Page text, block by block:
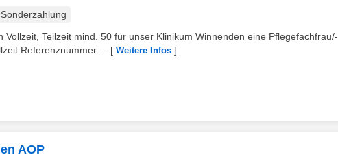
Sonderzahlung
Teilzeit mind. 50 für unser Klinikum Winnenden eine Pflegefachfrau/-
Referenznummer ...
[ Weitere Infos ]
AOP